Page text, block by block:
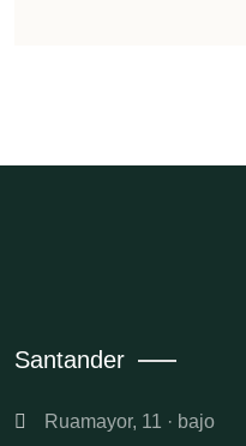
Santander
Ruamayor, 11 · bajo